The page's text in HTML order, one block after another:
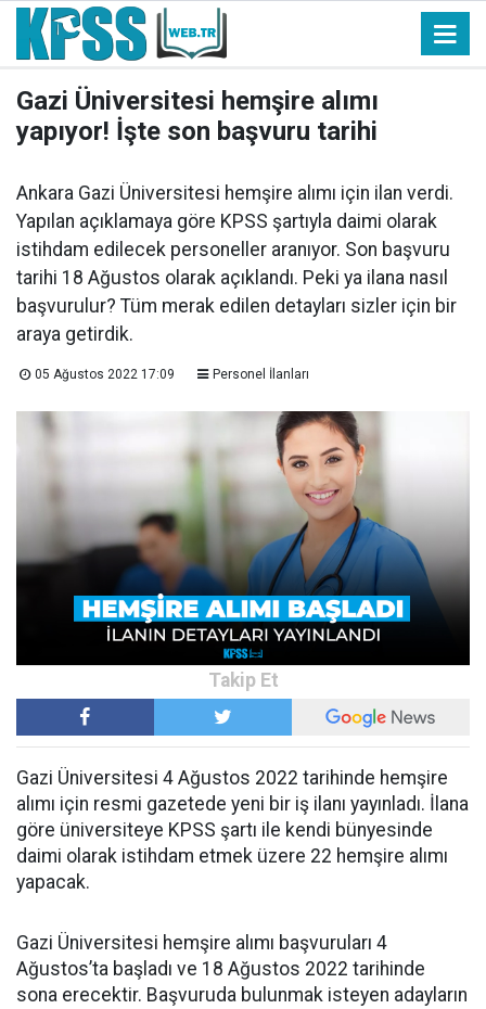
Gazi Üniversitesi hemşire alımı
yapıyor! İşte son başvuru tarihi
Ankara Gazi Üniversitesi hemşire alımı için ilan verdi.
Yapılan açıklamaya göre KPSS şartıyla daimi olarak
istihdam edilecek personeller aranıyor. Son başvuru
tarihi 18 Ağustos olarak açıklandı. Peki ya ilana nasıl
başvurulur? Tüm merak edilen detayları sizler için bir
araya getirdik.
05 Ağustos 2022 17:09 Personel İlanları
Gazi Üniversitesi 4 Ağustos 2022 tarihinde hemşire
alımı için resmi gazetede yeni bir iş ilanı yayınladı. İlana
göre üniversiteye KPSS şartı ile kendi bünyesinde
daimi olarak istihdam etmek üzere 22 hemşire alımı
yapacak.
Gazi Üniversitesi hemşire alımı başvuruları 4
Ağustos’ta başladı ve 18 Ağustos 2022 tarihinde
sona erecektir. Başvuruda bulunmak isteyen adayların